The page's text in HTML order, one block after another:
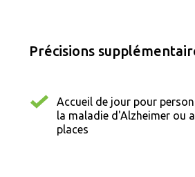
Précisions
Accueil de jour pour
la maladie d'Alzheimer ou
places